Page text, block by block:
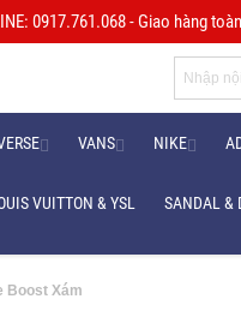
0917.761.068 - Giao hàng
VANS NIKE
VUITTON & YSL SANDAL &
Boost Xám